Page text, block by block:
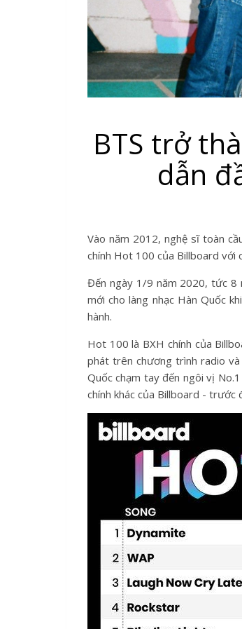
BTS trở
dẫn
Vào năm 2012, nghệ sĩ toàn
chính Hot 100 của Billboard với
Đến ngày 1/9 năm 2020, tức 8
mới cho làng nhạc Hàn Quốc
hành.
Hot 100 là BXH chính của
phát trên chương trình radio
Quốc chạm tay đến ngôi vị
chính khác của Billboard - trước